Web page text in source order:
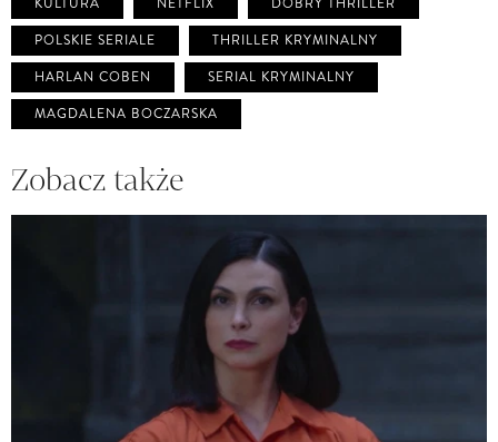
POLSKIE SERIALE
THRILLER KRYMINALNY
HARLAN COBEN
SERIAL KRYMINALNY
MAGDALENA BOCZARSKA
Zobacz także